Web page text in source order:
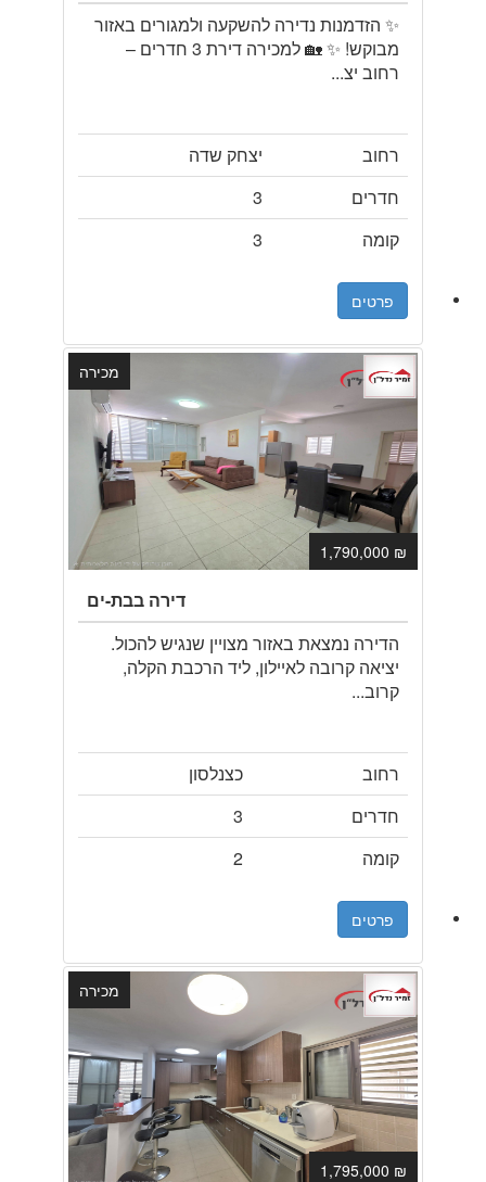
✨ הזדמנות נדירה להשקעה ולמגורים באזור
מבוקש! ✨ 🏡 למכירה דירת 3 חדרים –
רחוב יצ...
רחוב
יצחק שדה
חדרים
3
קומה
3
פרטים
₪ 1,790,000
מכירה
דירה בבת-ים
הדירה נמצאת באזור מצויין שנגיש להכול.
יציאה קרובה לאיילון, ליד הרכבת הקלה,
קרוב...
רחוב
כצנלסון
חדרים
3
קומה
2
פרטים
₪ 1,795,000
מכירה